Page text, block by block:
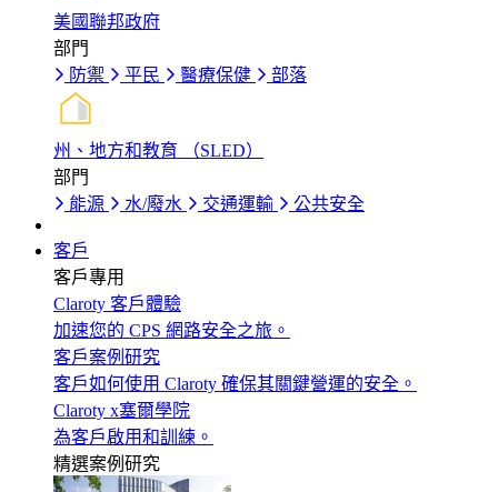
美國聯邦政府
部門
防禦
平民 醫療保健 部落
州、地方和教育 （SLED）
部門
能源
水/廢水 交通運輸 公共安全
客戶
客戶專用
Claroty 客戶體驗
加速您的 CPS 網路安全之旅。
客戶案例研究
客戶如何使用 Claroty 確保其關鍵營運的安全。
Claroty x塞爾學院
為客戶啟用和訓練。
精選案例研究